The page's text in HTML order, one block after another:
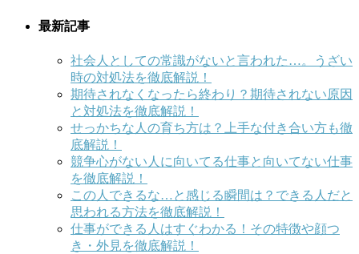
最新記事
社会人としての常識がないと言われた…。うざい
時の対処法を徹底解説！
期待されなくなったら終わり？期待されない原因
と対処法を徹底解説！
せっかちな人の育ち方は？上手な付き合い方も徹
底解説！
競争心がない人に向いてる仕事と向いてない仕事
を徹底解説！
この人できるな…と感じる瞬間は？できる人だと
思われる方法を徹底解説！
仕事ができる人はすぐわかる！その特徴や顔つ
き・外見を徹底解説！